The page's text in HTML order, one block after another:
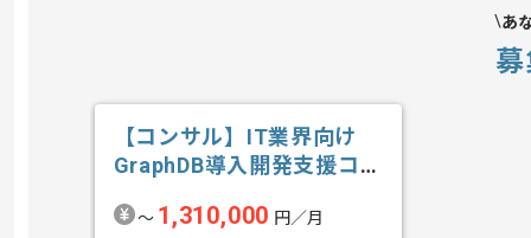
あ
【コンサル】IT業界向け
GraphDB導入開発支援コン
〜 1,310,000 円／月